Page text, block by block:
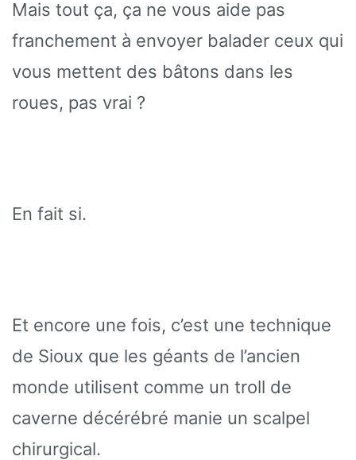
Mais tout ça, ça ne vous aide pas
franchement à envoyer balader ceux qui
vous mettent des bâtons dans les
roues, pas vrai ?
En fait si.
Et encore une fois, c’est une technique
de Sioux que les géants de l’ancien
monde utilisent comme un troll de
caverne décérébré manie un scalpel
chirurgical.